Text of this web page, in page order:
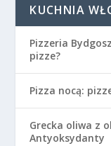
KUCHNIA
Pizzeria
pizze?
Pizza nocą:
Grecka oliwa z
Antyoksydanty